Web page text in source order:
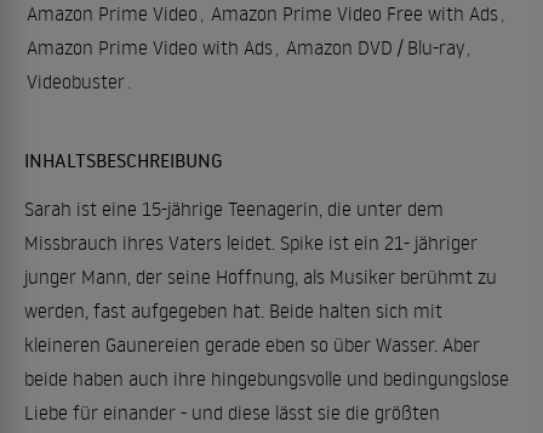
Amazon Prime Video , Amazon Prime Video Free with Ads,
Amazon Prime Video with Ads, Amazon DVD / Blu-ray,
Videobuster.
INHALTSBESCHREIBUNG
Sarah ist eine 15-jährige Teenagerin, die unter dem
Missbrauch ihres Vaters leidet. Spike ist ein 21- jähriger
junger Mann, der seine Hoffnung, als Musiker berühmt zu
werden, fast aufgegeben hat. Beide halten sich mit
kleineren Gaunereien gerade eben so über Wasser. Aber
beide haben auch ihre hingebungsvolle und bedingungslose
Liebe für einander - und diese lässt sie die größten